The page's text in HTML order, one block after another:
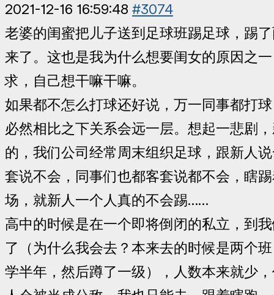
2021-12-16 16:59:48 #3074
老婆的闺蜜把儿子送到足球班踢足球，踢
来了。这也是我为什么想要闺女的原因之
求，自己想干嘛干嘛。
如果都不怎么打球还好说，万一同事都打
必然相比之下关系会远一层。想起一悲剧
的，我们公司经常周末组织足球，跟新人
套说不会，同事们也都客套说都不会，瞎
场，就新人一个人真的不会踢……
高中的时候是在一个即将倒闭的私立，到
了（为什么我会去？本来去的时候是两个
学半年，然后蹲了一级），人数本来就少